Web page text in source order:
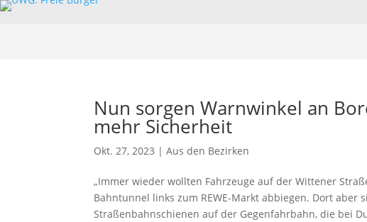
Nun sorgen Warnwinkel an
mehr Sicherheit
Okt. 27, 2023 | Aus den Bezirken
„Immer wieder wollten Fahrzeuge auf der Wittener
Bahntunnel links zum REWE-Markt abbiegen. Dort
Straßenbahnschienen auf der Gegenfahrbahn, die bei